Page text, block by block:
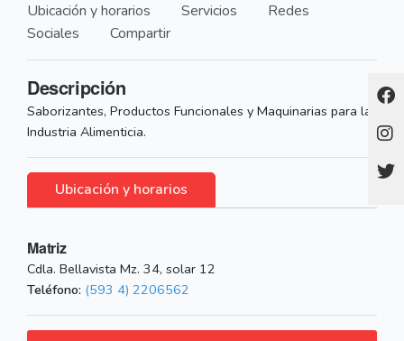
Ubicación y horarios Servicios
Redes
Sociales
Compartir
Descripción
Saborizantes, Productos Funcionales y Maquinarias para la
Industria Alimenticia.
Ubicación y horarios
Matriz
Cdla. Bellavista Mz. 34, solar 12
Teléfono: (593 4) 2206562